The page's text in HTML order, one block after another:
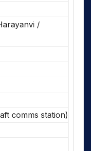
/
comms station)